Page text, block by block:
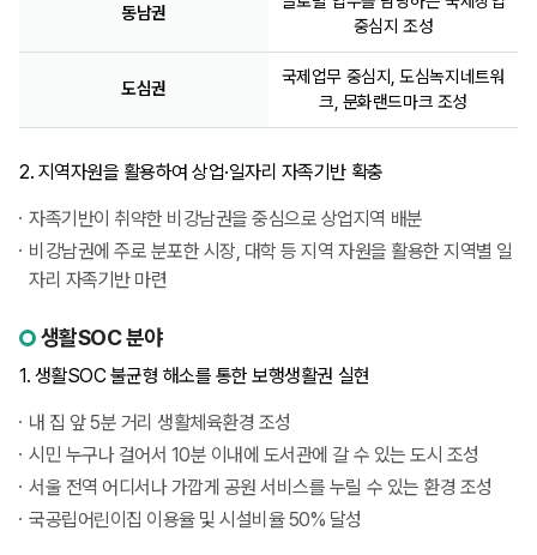
동남권
중심지 조성
도심권
국제업무 중심지, 도심녹지네트워
크, 문화랜드마크 조성
2. 지역자원을 활용하여 상업·일자리 자족기반 확충
자족기반이 취약한 비강남권을 중심으로 상업지역 배분
비강남권에 주로 분포한 시장, 대학 등 지역 자원을 활용한 지역별 일
자리 자족기반 마련
생활SOC 분야
1. 생활SOC 불균형 해소를 통한 보행생활권 실현
내 집 앞 5분 거리 생활체육환경 조성
시민 누구나 걸어서 10분 이내에 도서관에 갈 수 있는 도시 조성
서울 전역 어디서나 가깝게 공원 서비스를 누릴 수 있는 환경 조성
국공립어린이집 이용율 및 시설비율 50% 달성